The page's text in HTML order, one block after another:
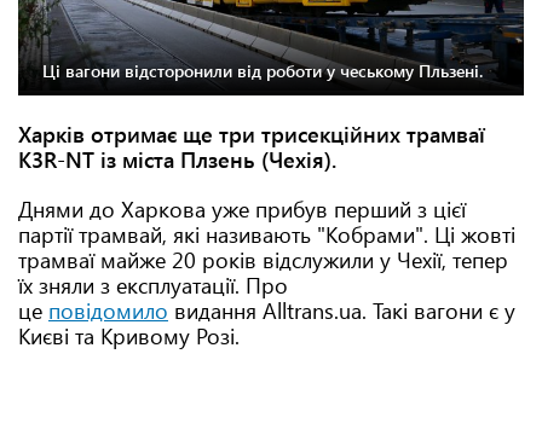
Ці вагони відсторонили від роботи у чеському Пльзені.
Харків отримає ще три трисекційних трамваї
K3R-NT із міста Плзень (Чехія).
Днями до Харкова уже прибув перший з цієї
партії трамвай, які називають "Кобрами". Ці жовті
трамваї майже 20 років відслужили у Чехії, тепер
їх зняли з експлуатації. Про
це повідомило видання Alltrans.ua. Такі вагони є у
Києві та Кривому Розі.